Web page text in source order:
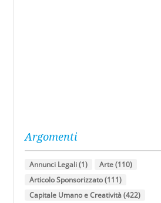
Argomenti
Annunci Legali(1) Arte(110)
Articolo Sponsorizzato(111)
Capitale Umano e Creatività(422)